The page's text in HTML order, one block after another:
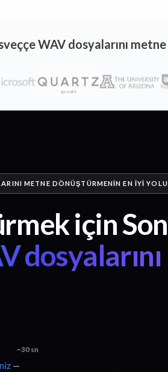
WAV dosyalarını
METNE DÖNÜŞTÜRMENIN EN IYI
için
~30 sn
—